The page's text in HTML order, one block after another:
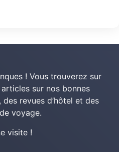
! Vous trouverez sur
sur nos bonnes
revues d’hôtel et des
voyage.
visite !